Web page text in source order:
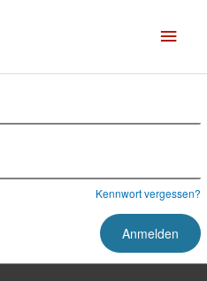
Kennwort vergessen?